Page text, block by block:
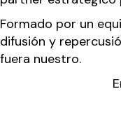
Formado por un
difusión y
fuera nuestro.